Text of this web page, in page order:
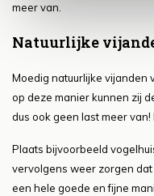
meer van.
Natuurlijke
Moedig natuurlijke vijanden
op deze manier kunnen zij
dus ook geen last meer
Plaats bijvoorbeeld
vervolgens weer zorgen
een hele goede en fijne